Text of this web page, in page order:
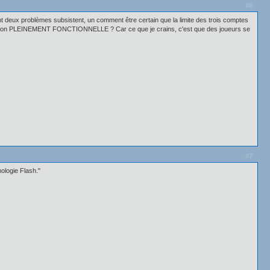
#6
problèmes subsistent, un comment être certain que la limite des trois comptes
PLEINEMENT FONCTIONNELLE ? Car ce que je crains, c'est que des joueurs se
#7
Flash."